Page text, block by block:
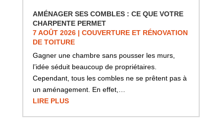
AMÉNAGER SES COMBLES : CE QUE VOTRE
CHARPENTE PERMET
7 AOÛT 2026| COUVERTURE ET RÉNOVATION
DE TOITURE
Gagner une chambre sans pousser les murs,
l’idée séduit beaucoup de propriétaires.
Cependant, tous les combles ne se prêtent pas à
un aménagement. En effet,…
LIRE PLUS